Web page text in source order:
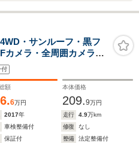
・サンルーフ・黒フ
カメラ・全周囲カメラ・
ヤ4本新品・LEDライ
・車線逸脱・サイドアシ
付
額
6万円
本体価格
209.9万円
2017年 走行 4.9万km
車検整備付 修復
なし
保証付 整備
法定整備付